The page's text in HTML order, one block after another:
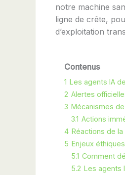
notre machine
ligne de crête,
d’exploitation
Contenus
1 Les agents IA
2 Alertes
3 Mécanismes
3.1 Actions
4 Réactions de
5 Enjeux
5.1 Comment
5.2 Les agents